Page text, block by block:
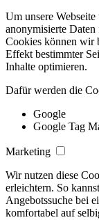
Um unsere
anonymisierte
Cookies können wir
Effekt bestimmter
Inhalte optimieren.
Dafür werden die
Google
Google Tag
Marketing
Wir nutzen diese
erleichtern. So
Angebotssuche bei
komfortabel auf